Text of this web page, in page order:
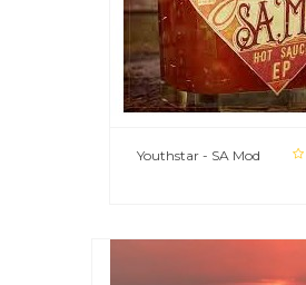
Youthstar - SA Mod